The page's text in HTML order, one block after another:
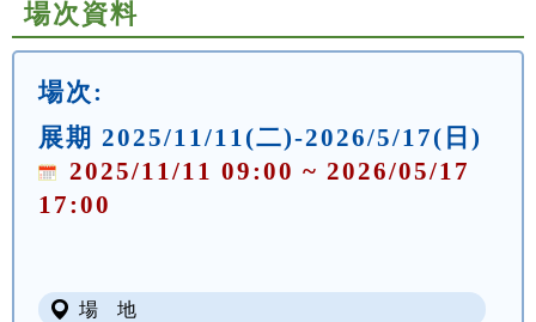
場次資料
場次:
展期 2025/11/11(二)-2026/5/17(日)
2025/11/11 09:00 ~ 2026/05/17
17:00
場 地